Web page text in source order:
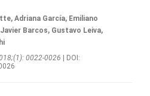
Adriana García, Emiliano
Barcos, Gustavo Leiva,
0022-0026 | DOI: